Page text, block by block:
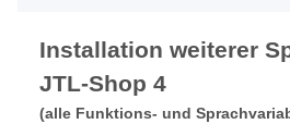
Installation weiterer
JTL-Shop 4
(alle Funktions- und